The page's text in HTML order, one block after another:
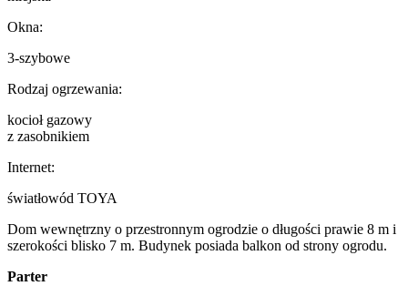
Okna:
3-szybowe
Rodzaj ogrzewania:
kocioł gazowy
z zasobnikiem
Internet:
światłowód TOYA
Dom wewnętrzny o przestronnym ogrodzie o długości prawie 8 m i
szerokości blisko 7 m. Budynek posiada balkon od strony ogrodu.
Parter